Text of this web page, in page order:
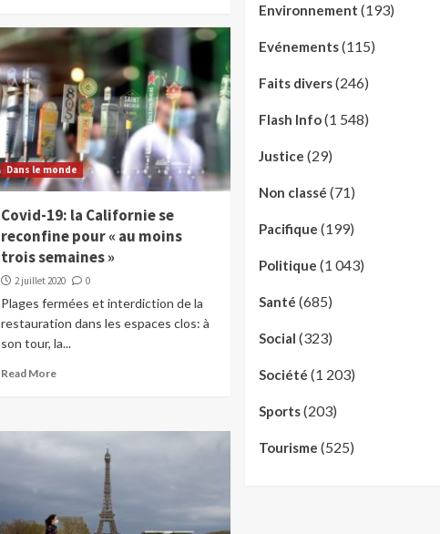
Dans le monde
Covid-19: la Californie se
reconfine pour « au moins
trois semaines »
2 juillet 2020 0
Plages fermées et interdiction de la
restauration dans les espaces clos: à
son tour, la...
Read More
Environnement (193)
Evénements(115)
Faits divers(246)
Flash Info(1 548)
Justice (29)
Non classé (71)
Pacifique (199)
Politique (1 043)
Santé (685)
Social (323)
Société (1 203)
Sports(203)
Tourisme (525)